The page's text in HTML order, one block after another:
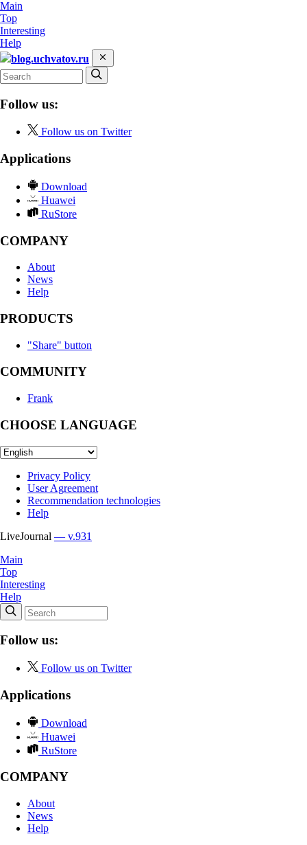
Main
Top
Interesting
Help
blog.uchvatov.ru
Follow us:
Follow us on Twitter
Applications
Download
Huawei
RuStore
COMPANY
About
News
Help
PRODUCTS
"Share" button
COMMUNITY
Frank
CHOOSE LANGUAGE
Privacy Policy
User Agreement
Recommendation technologies
Help
LiveJournal — v.931
Main
Top
Interesting
Help
Follow us:
Follow us on Twitter
Applications
Download
Huawei
RuStore
COMPANY
About
News
Help